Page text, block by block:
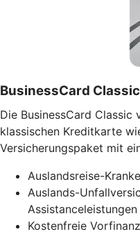
BusinessCard Classic
Die BusinessCard
klassischen Kreditkarte
Versicherungspaket mit
Auslandsreise-
Auslands-
Kostenfreie